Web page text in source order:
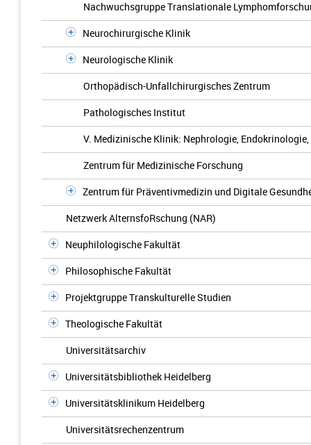
Nachwuchsgruppe Translationale
Neurochirurgische Klinik
Neurologische Klinik
Orthopädisch-Unfallchirurgisches Zentrum
Pathologisches Institut
V. Medizinische Klinik: Nephrologie,
Zentrum für Medizinische Forschung
Zentrum für Präventivmedizin und Digitale
Netzwerk AlternsfoRschung (NAR)
Neuphilologische Fakultät
Philosophische Fakultät
Projektgruppe Transkulturelle Studien
Theologische Fakultät
Universitätsarchiv
Universitätsbibliothek Heidelberg
Universitätsklinikum Heidelberg
Universitätsrechenzentrum